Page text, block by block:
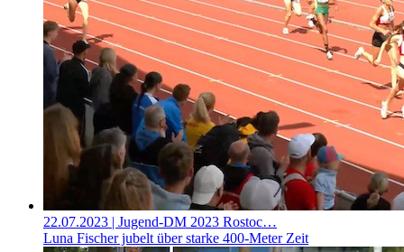
22.07.2023 | Jugend-DM 2023 Rostoc…
Luna Fischer jubelt über starke 400-Meter Zeit